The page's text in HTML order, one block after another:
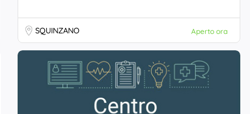
SQUINZANO Aperto ora